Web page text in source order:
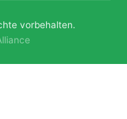
vorbehalten.